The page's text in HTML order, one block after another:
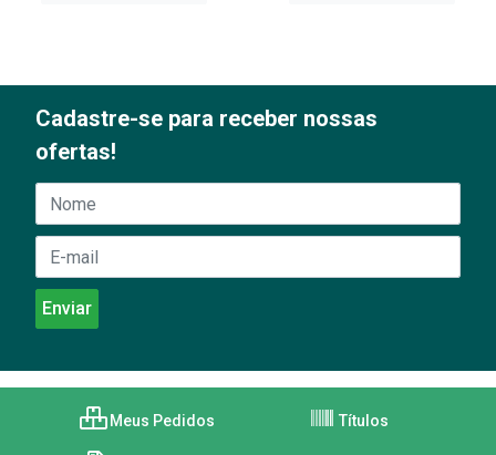
Cadastre-se para receber nossas
ofertas!
Meus Pedidos Títulos